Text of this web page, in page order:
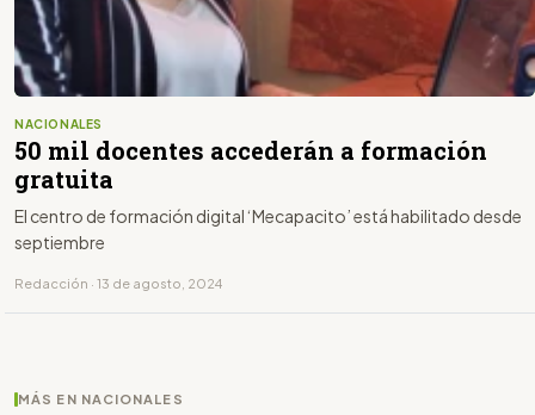
NACIONALES
50 mil docentes accederán a formación
gratuita
El centro de formación digital ‘Mecapacito’ está habilitado desde
septiembre
Redacción · 13 de agosto, 2024
MÁS EN NACIONALES